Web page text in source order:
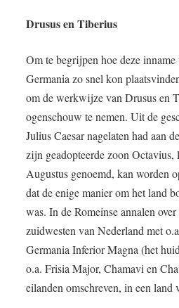
Drusus en Tiberius
Om te begrijpen hoe deze inname
Germania zo snel kon
om de werkwijze van Drusus en
ogenschouw te nemen. Uit de
Julius Caesar nagelaten had aan
zijn geadopteerde zoon Octavius,
Augustus genoemd, kan worden
dat de enige manier om het land
was. In de Romeinse annalen
zuidwesten van Nederland met
Germania Inferior Magna (het
o.a. Frisia Major, Chamavi en
eilanden omschreven, in een land